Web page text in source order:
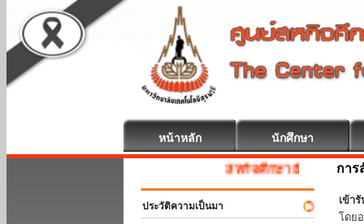
หน้าหลัก นักศึกษา
สหกิจศึกษา ยินดีต้อนรับ
ประวัติความเป็นมา
การ
เข้า
โดย